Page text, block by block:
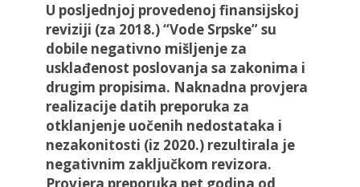
U posljednjoj provedenoj finansijskoj
reviziji (za 2018.) “Vode Srpske” su
dobile negativno mišljenje za
usklađenost poslovanja sa zakonima i
drugim propisima. Naknadna provjera
realizacije datih preporuka za
otklanjenje uočenih nedostataka i
nezakonitosti (iz 2020.) rezultirala je
negativnim zaključkom revizora.